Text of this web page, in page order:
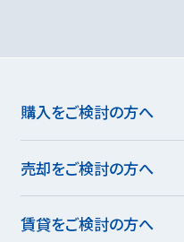
購入をご検討の方へ
売却をご検討の方へ
賃貸をご検討の方へ